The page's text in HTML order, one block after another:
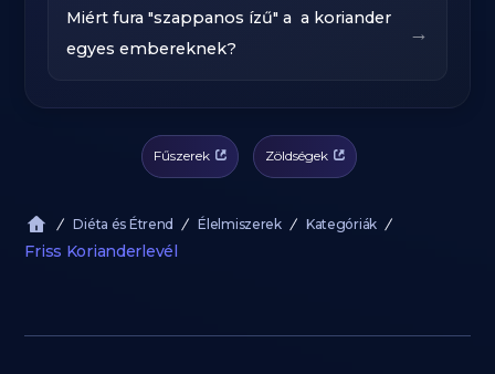
Miért fura "szappanos ízű" a a koriander
egyes embereknek?
→
Fűszerek Zöldségek
Diéta és Étrend Élelmiszerek Kategóriák
Friss Korianderlevél